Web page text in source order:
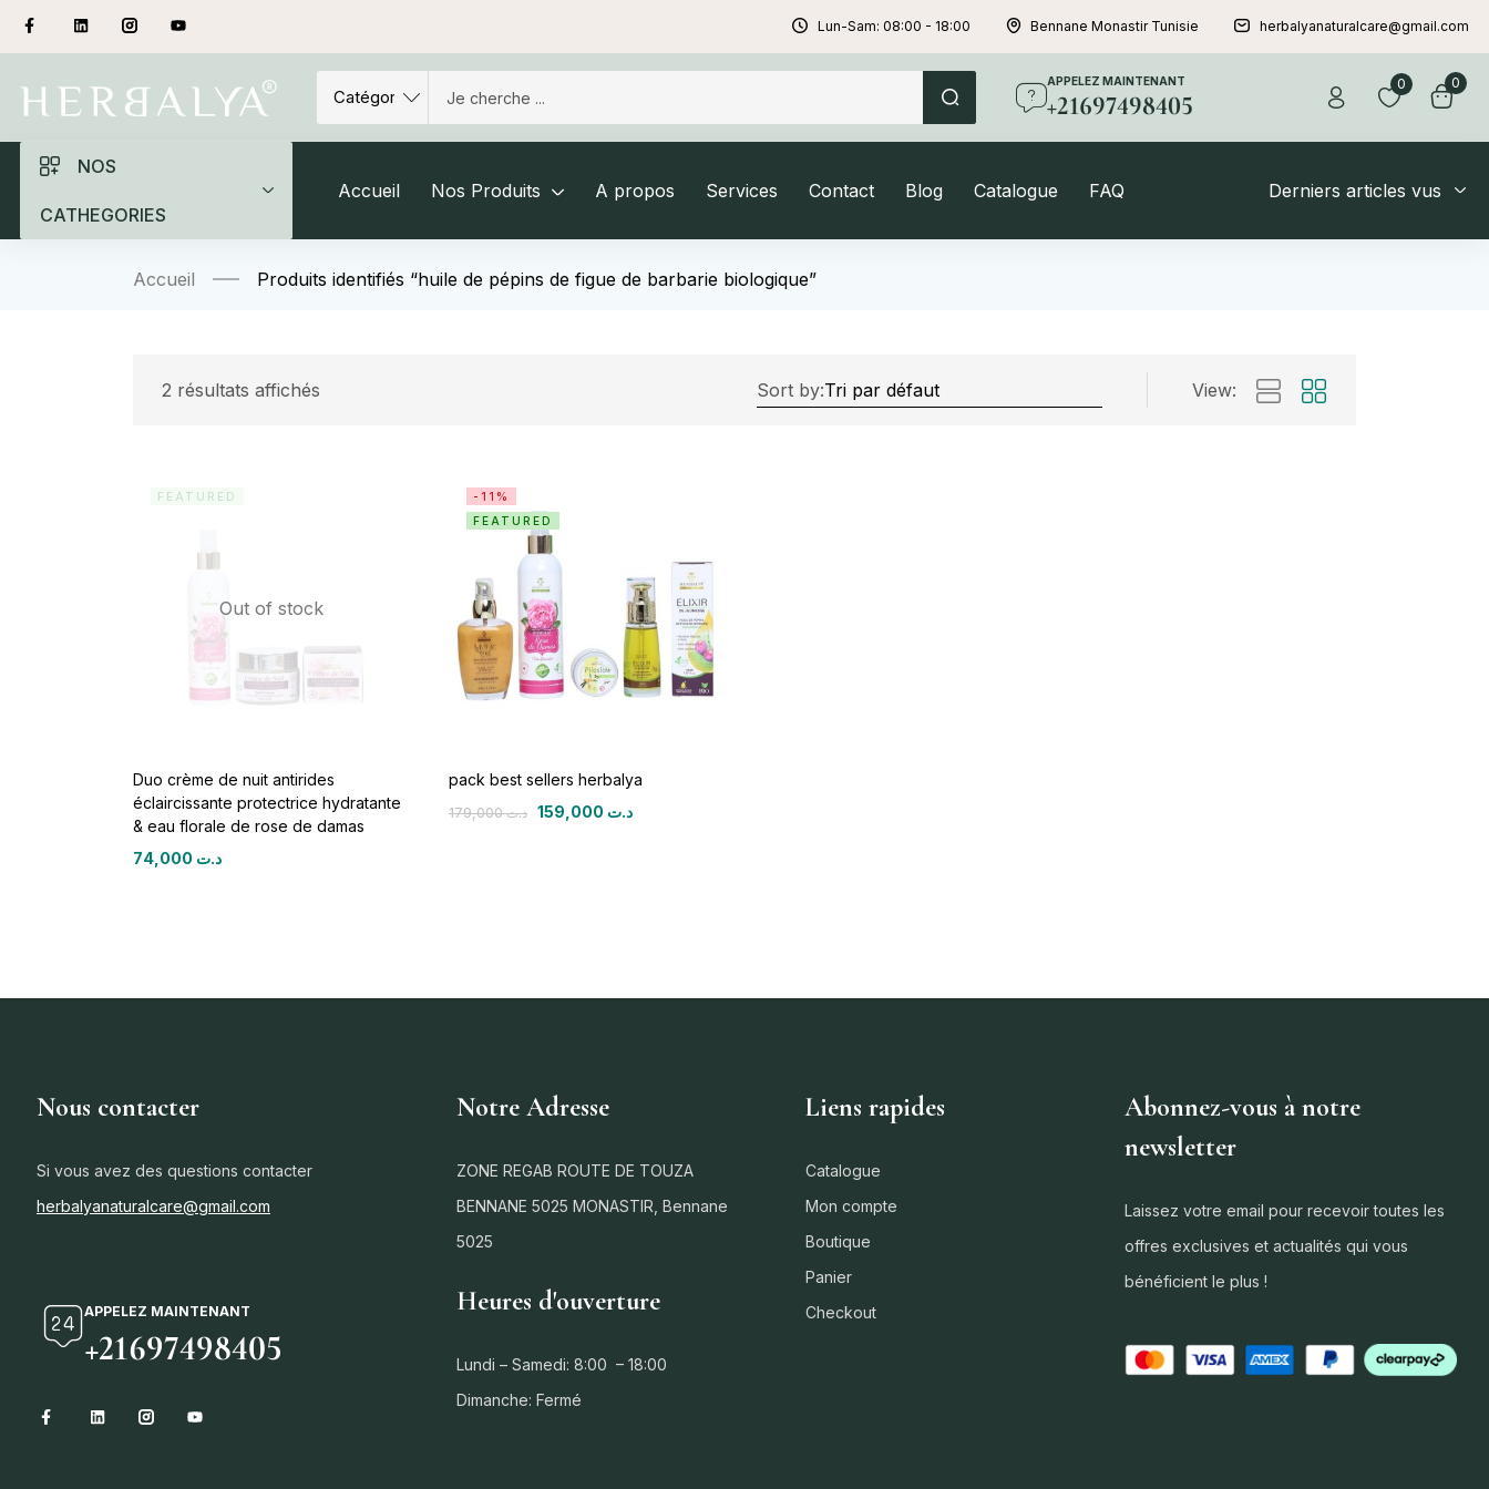
Lun-Sam: 08:00 - 18:00 Bennane Monastir Tunisie herbalyanaturalcare@gmail.com
APPELEZ MAINTENANT
+21697498405
0 0
NOS
CATHEGORIES
Accueil Nos Produits A propos Services Contact Blog Catalogue FAQ Derniers articles vus
Accueil Produits identifiés “huile de pépins de figue de barbarie biologique”
2 résultats affichés Sort by: View:
Out of stock
FEATURED
Duo crème de nuit antirides
éclaircissante protectrice hydratante
& eau florale de rose de damas
د.ت
-11%
FEATURED
pack best sellers herbalya
د.ت179,000 د.ت
Nous contacter
Si vous avez des questions contacter
herbalyanaturalcare@gmail.com
APPELEZ MAINTENANT
+21697498405
Notre Adresse
ZONE REGAB ROUTE DE TOUZA
BENNANE 5025 MONASTIR, Bennane
5025
Heures d'ouverture
Lundi – Samedi: 8:00 – 18:00
Dimanche: Fermé
Liens rapides
Catalogue
Mon compte
Boutique
Panier
Checkout
Abonnez-vous à notre
newsletter
Laissez votre email pour recevoir toutes les
offres exclusives et actualités qui vous
bénéficient le plus !